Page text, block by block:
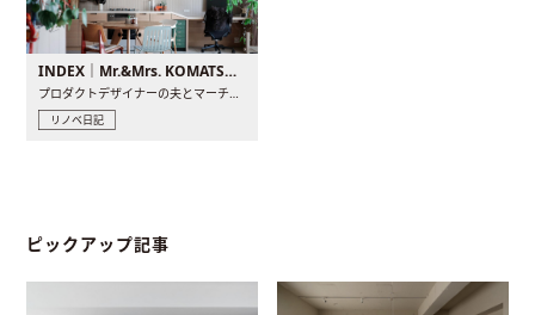
INDEX｜Mr.&Mrs. KOMATSU renovation diary
プロダクトデザイナーの夫とマーチャンダイザーの妻が、夫婦で..
リノベ日記
ピックアップ記事